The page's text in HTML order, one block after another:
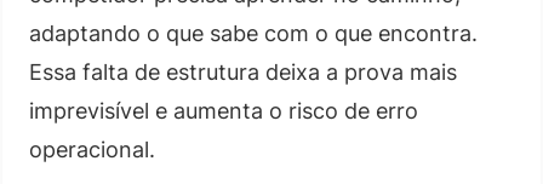
adaptando o que sabe com o que encontra.
Essa falta de estrutura deixa a prova mais
imprevisível e aumenta o risco de erro
operacional.